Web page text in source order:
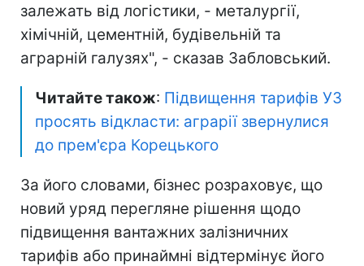
залежать від логістики, - металургії,
хімічній, цементній, будівельній та
аграрній галузях", - сказав Забловський.
Читайте також: Підвищення тарифів УЗ
просять відкласти: аграрії звернулися
до прем'єра Корецького
За його словами, бізнес розраховує, що
новий уряд перегляне рішення щодо
підвищення вантажних залізничних
тарифів або принаймні відтермінує його